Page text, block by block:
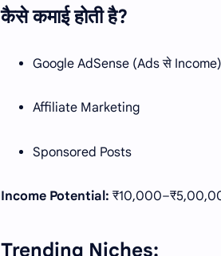
कैसे कमाई होती है?
Google AdSense (Ads से Income)
Affiliate Marketing
Sponsored Posts
Income Potential:
Trending Niches: